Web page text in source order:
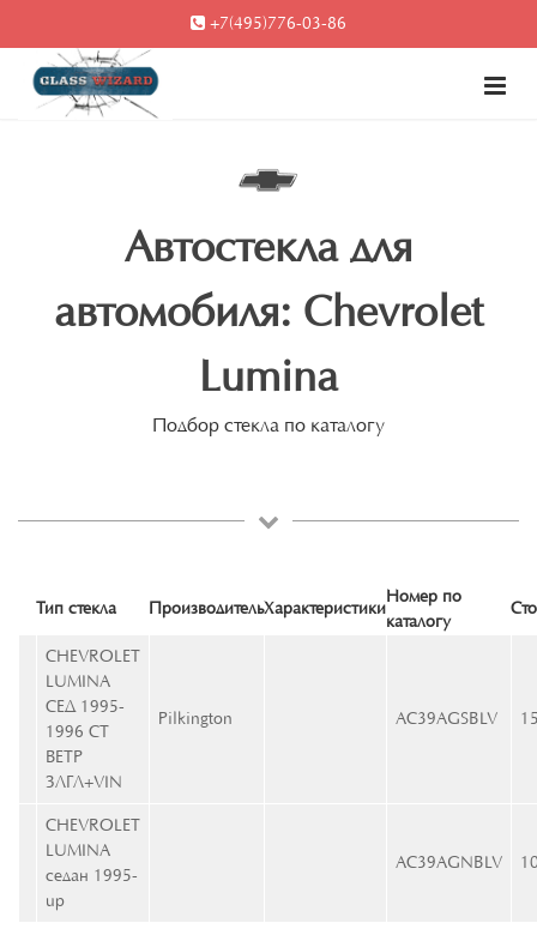
+7(495)776-03-86
Автостекла для
автомобиля: Chevrolet
Lumina
Подбор стекла по каталогу
Тип стекла ПроизводительХарактеристики
Номер по
каталогу
CHEVROLET
LUMINA
СЕД 1995-
1996 СТ
ВЕТР
ЗЛГЛ+VIN
Pilkington AC39AGSBLV
CHEVROLET
LUMINA
седан 1995-
up
AC39AGNBLV